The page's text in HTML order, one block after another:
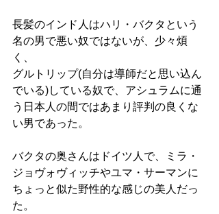
長髪のインド人はハリ・バクタという
名の男で悪い奴ではないが、少々煩
く、
グルトリップ(自分は導師だと思い込ん
でいる)している奴で、アシュラムに通
う日本人の間ではあまり評判の良くな
い男であった。
バクタの奥さんはドイツ人で、ミラ・
ジョヴォヴィッチやユマ・サーマンに
ちょっと似た野性的な感じの美人だっ
た。